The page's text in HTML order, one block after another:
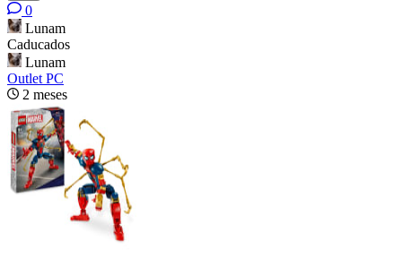
0
Lunam
Caducados
Lunam
Outlet PC
2 meses